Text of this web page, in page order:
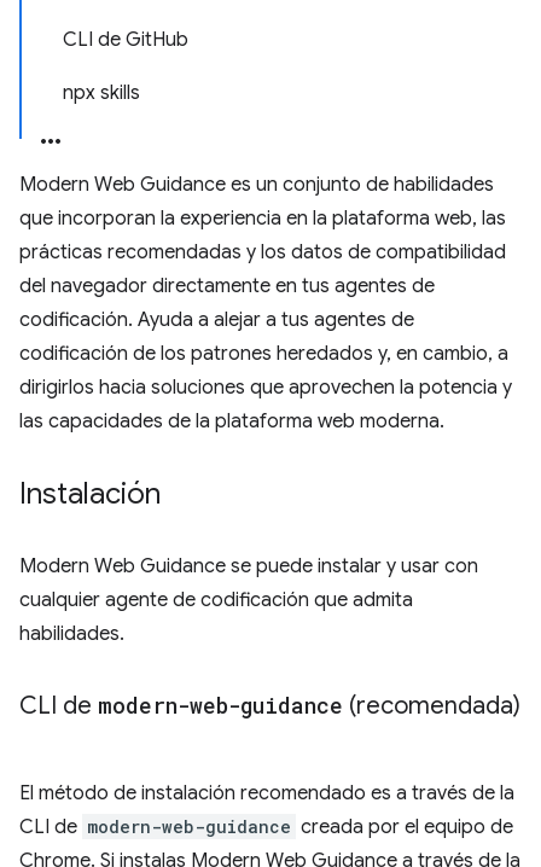
CLI de GitHub
npx skills
Modern Web Guidance es un conjunto de habilidades
que incorporan la experiencia en la plataforma web, las
prácticas recomendadas y los datos de compatibilidad
del navegador directamente en tus agentes de
codificación. Ayuda a alejar a tus agentes de
codificación de los patrones heredados y, en cambio, a
dirigirlos hacia soluciones que aprovechen la potencia y
las capacidades de la plataforma web moderna.
Instalación
Modern Web Guidance se puede instalar y usar con
cualquier agente de codificación que admita
habilidades.
CLI de modern-web-guidance (recomendada)
El método de instalación recomendado es a través de la
CLI de modern-web-guidance creada por el equipo de
Chrome. Si instalas Modern Web Guidance a través de la